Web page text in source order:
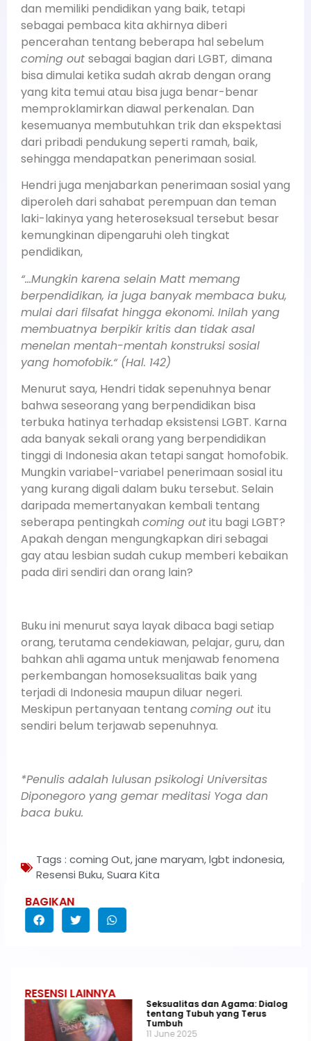
dan memiliki pendidikan yang baik, tetapi
sebagai pembaca kita akhirnya diberi
pencerahan tentang beberapa hal sebelum
coming out sebagai bagian dari LGBT, dimana
bisa dimulai ketika sudah akrab dengan orang
yang kita temui atau bisa juga benar-benar
memproklamirkan diawal perkenalan. Dan
kesemuanya membutuhkan trik dan ekspektasi
dari pribadi pendukung seperti ramah, baik,
sehingga mendapatkan penerimaan sosial.
Hendri juga menjabarkan penerimaan sosial yang
diperoleh dari sahabat perempuan dan teman
laki-lakinya yang heteroseksual tersebut besar
kemungkinan dipengaruhi oleh tingkat
pendidikan,
“…Mungkin karena selain Matt memang
berpendidikan, ia juga banyak membaca buku,
mulai dari filsafat hingga ekonomi. Inilah yang
membuatnya berpikir kritis dan tidak asal
menelan mentah-mentah konstruksi sosial
yang homofobik.“ (Hal. 142)
Menurut saya, Hendri tidak sepenuhnya benar
bahwa seseorang yang berpendidikan bisa
terbuka hatinya terhadap eksistensi LGBT. Karna
ada banyak sekali orang yang berpendidikan
tinggi di Indonesia akan tetapi sangat homofobik.
Mungkin variabel-variabel penerimaan sosial itu
yang kurang digali dalam buku tersebut. Selain
daripada memertanyakan kembali tentang
seberapa pentingkah coming outitu bagi LGBT?
Apakah dengan mengungkapkan diri sebagai
gay atau lesbian sudah cukup memberi kebaikan
pada diri sendiri dan orang lain?
Buku ini menurut saya layak dibaca bagi setiap
orang, terutama cendekiawan, pelajar, guru, dan
bahkan ahli agama untuk menjawab fenomena
perkembangan homoseksualitas baik yang
terjadi di Indonesia maupun diluar negeri.
Meskipun pertanyaan tentang coming out itu
sendiri belum terjawab sepenuhnya.
*Penulis adalah lulusan psikologi Universitas
Diponegoro yang gemar meditasi Yoga dan
baca buku.
Tags : coming Out,jane maryam,lgbt indonesia,
Resensi Buku,Suara Kita
BAGIKAN
RESENSI LAINNYA
Seksualitas dan Agama: Dialog
tentang Tubuh yang Terus
Tumbuh
11 June 2025